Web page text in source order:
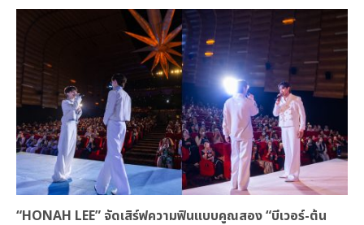
“HONAH LEE” จัดเสิร์ฟความฟินแบบคูณสอง “บีเวอร์-ต้น